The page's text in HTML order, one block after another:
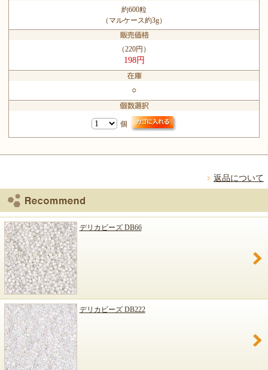
約600粒
（マルケース約3g）
（220円）
198円
○
個
返品について
デリカビーズ DB66
デリカビーズ DB222